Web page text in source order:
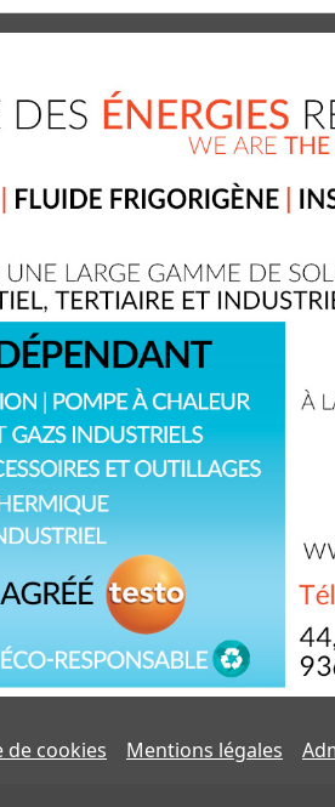
de cookies Mentions légales